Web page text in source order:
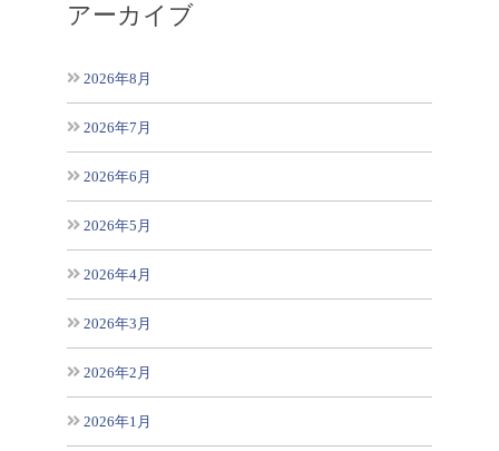
アーカイブ
2026年8月
2026年7月
2026年6月
2026年5月
2026年4月
2026年3月
2026年2月
2026年1月